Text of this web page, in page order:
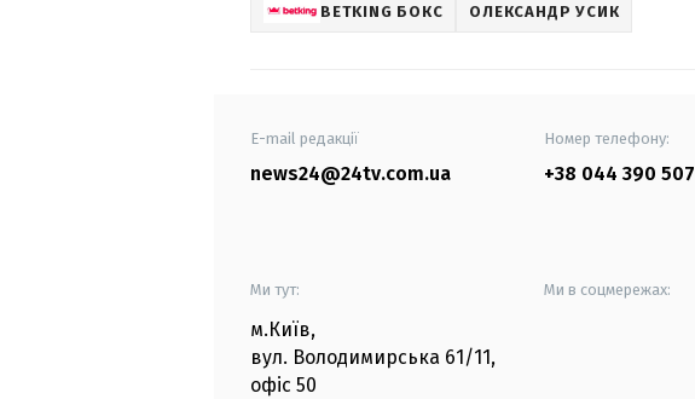
BETKING БОКС ОЛЕКСАНДР УСИК
E-mail редакції
news24@24tv.com.ua
Номер телефону:
+38 044 390
Ми тут:
м.Київ,
вул. Володимирська 61/11,
офіс 50
Ми в соцмережах: